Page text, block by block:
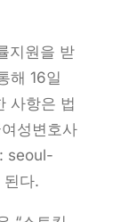
지원을 받
해 16일
사항은 법
성변호사
seoul-
다.